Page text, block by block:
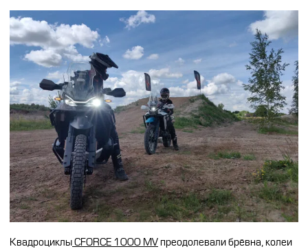
КвадроциклыCFORCE 1000 MVпреодолевали брёвна, колеи